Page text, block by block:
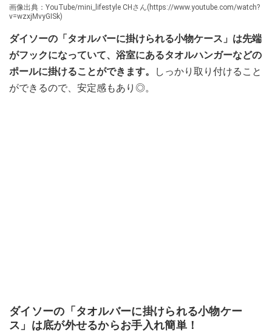
画像出典：YouTube/mini_lifestyle CHさん(https://www.youtube.com/watch?
v=wzxjMvyGISk)
ダイソーの「タオルバーに掛けられる小物ケース」は先端
がフックになっていて、浴室にあるタオルハンガーなどの
ポールに掛けることができます。
しっかり取り付けること
ができるので、安定感もあり◎。
ダイソーの「タオルバーに掛けられる小物ケー
ス」は底が外せるからお手入れ簡単！